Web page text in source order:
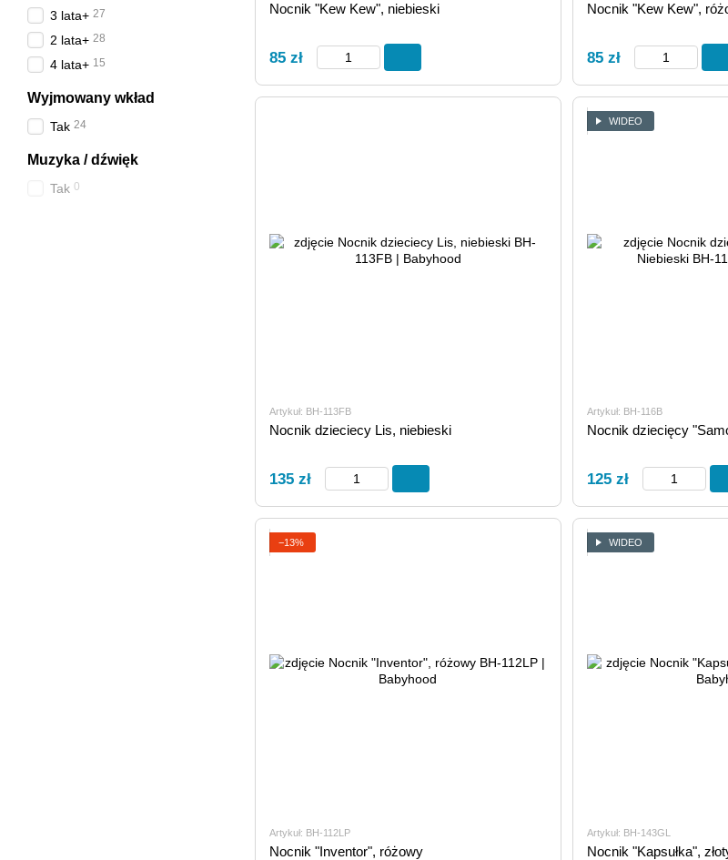
Nocnik "Kew Kew", niebieski
85 zł
Nocnik "Kew Kew",
85 zł
Artykuł: BH-113FB
Nocnik dzieciecy Lis, niebieski
135 zł
WIDEO
Artykuł: BH-116В
Nocnik dziecięcy
125 zł
−13%
Artykuł: BH-112LP
Nocnik "Inventor", różowy
WIDEO
Artykuł: BH-143GL
Nocnik "Kapsułka",
3 lata+ 27
2 lata+ 28
4 lata+ 15
Wyjmowany wkład
Tak 24
Muzyka / dźwięk
Tak 0